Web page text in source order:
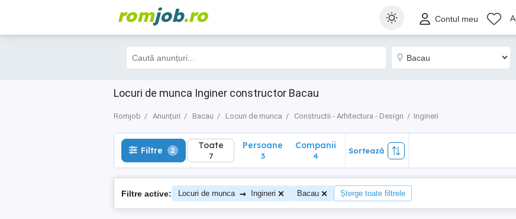
romjob.ro Contul meu
Locuri de munca Inginer constructor Bacau
Romjob Anunțuri Bacau Locuri de munca Constructii - Arhitectura - Design Ingineri
Filtre 2 Toate
7
Filtre 2 Toate
7
Persoane
3
Companii
4
Sortează
Filtre active: Locuri de munca → Ingineri Bacau Șterge toate filtrele